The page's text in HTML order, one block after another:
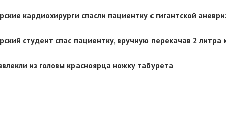
кардиохирурги спасли пациентку с гигантской
студент спас пациентку, вручную перекачав 2 литра
из головы красноярца ножку табурета